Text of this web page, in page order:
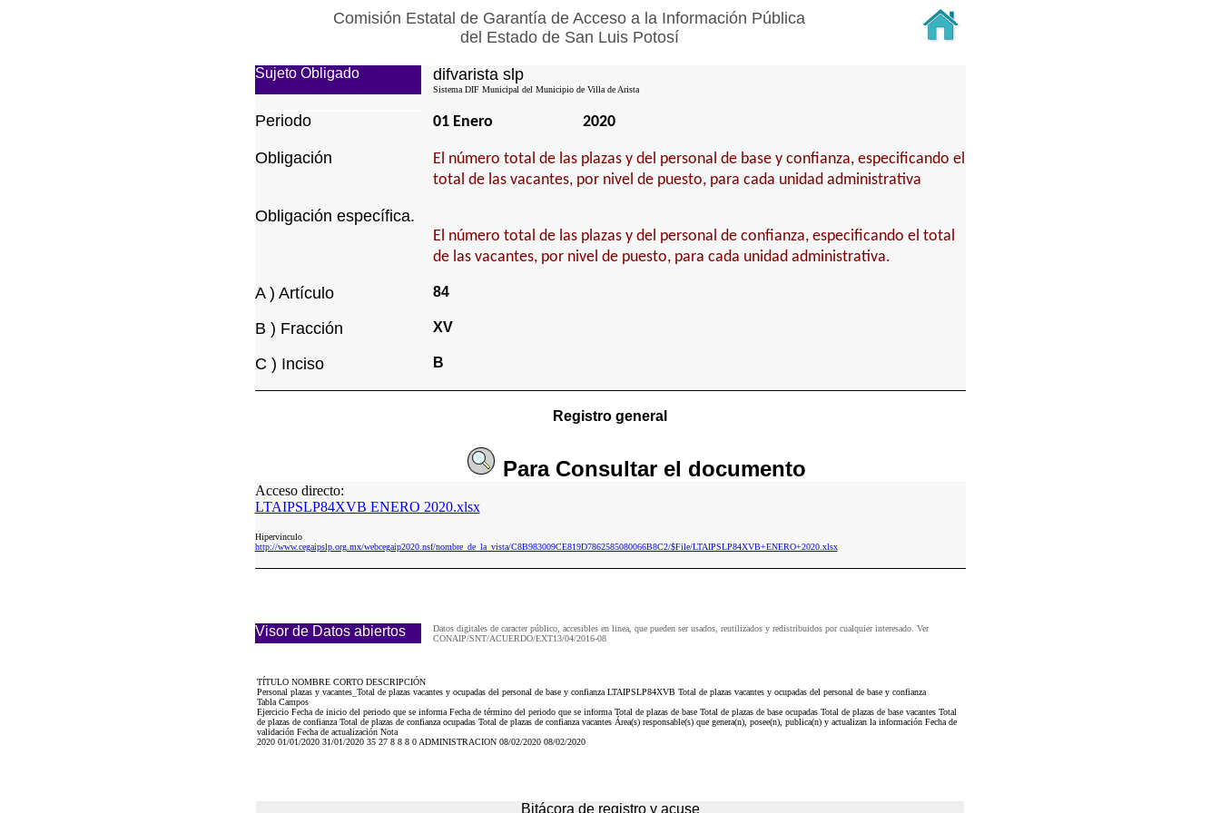
Comisión Estatal de Garantía de Acceso a la Información Pública
del Estado de San Luis Potosí
Sujeto Obligado difvarista slp
Sistema DIF Municipal del Municipio de Villa de Arista
Periodo 01 Enero 2020
Obligación
El número total de las plazas y del personal de base y confianza, especificando el
total de las vacantes, por nivel de puesto, para cada unidad administrativa
Obligación específica.
El número total de las plazas y del personal de confianza, especificando el total
de las vacantes, por nivel de puesto, para cada unidad administrativa.
A ) Artículo 84
B ) Fracción XV
C ) Inciso B
Registro general
Para Consultarel documento
Acceso directo:
LTAIPSLP84XVB ENERO 2020.xlsx
Hipervinculo
http://www.cegaipslp.org.mx/webcegaip2020.nsf/nombre_de_la_vista/C8B983009CE819D7862585080066B8C2/$File/LTAIPSLP84XVB+ENERO+2020.xlsx
Visor de Datos abiertos
Datos digitales de caracter público, accesibles en linea, que pueden ser usados, reutilizados y redistribuidos por cualquier interesado. Ver
CONAIP/SNT/ACUERDO/EXT13/04/2016-08
TÍTULO NOMBRE CORTO DESCRIPCIÓN
Personal plazas y vacantes_Total de plazas vacantes y ocupadas del personal de base y confianza LTAIPSLP84XVB Total de plazas vacantes y ocupadas del personal de base y confianza
Tabla Campos
Ejercicio Fecha de inicio del periodo que se informa Fecha de término del periodo que se informa Total de plazas de base Total de plazas de base ocupadas Total de plazas de base vacantes Total
de plazas de confianza Total de plazas de confianza ocupadas Total de plazas de confianza vacantes Área(s) responsable(s) que genera(n), posee(n), publica(n) y actualizan la información Fecha de
validación Fecha de actualización Nota
2020 01/01/2020 31/01/2020 35 27 8 8 8 0 ADMINISTRACION 08/02/2020 08/02/2020
Bitácora de registro y acuse